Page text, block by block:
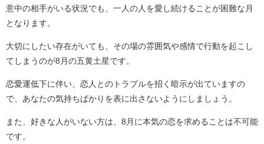
意中の相手がいる状況でも、一人の人を愛し続けることが困難な月
となります。
大切にしたい存在がいても、その場の雰囲気や感情で行動を起こし
てしまうのが8月の五黄土星です。
恋愛運低下に伴い、恋人とのトラブルを招く暗示が出ていますの
で、あなたの気持ちばかりを表に出さないようにしましょう。
また、好きな人がいない方は、8月に本気の恋を求めることは不可能
です。